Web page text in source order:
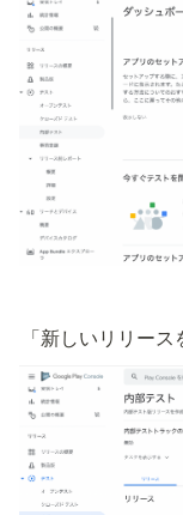
「新しいリリー